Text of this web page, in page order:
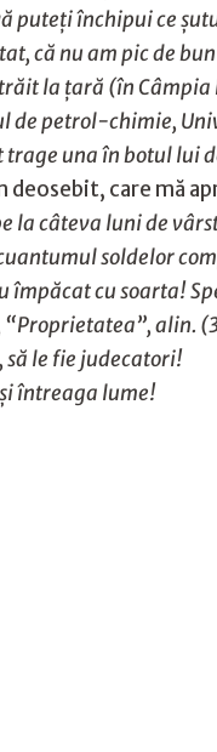
puteţi închipui ce
că nu am pic de
la ţară (în
de petrol-chimie,
una în botul lui
deosebit, care mă
la câteva luni de
soldelor
împăcat cu soarta!
alin.
să le fie judecatori!
întreaga lume!